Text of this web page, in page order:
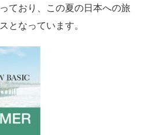
ており、この夏の日本への旅
となっています。